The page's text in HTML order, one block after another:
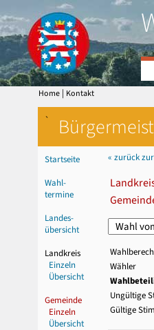
Home | Kontakt
`
Startseite
Wahl-
termine
Landes-
übersicht
Landkreis
Einzeln
Übersicht
Gemeinde
Einzeln
Übersicht
« zurück
Wähler
Ungültige
Gültige